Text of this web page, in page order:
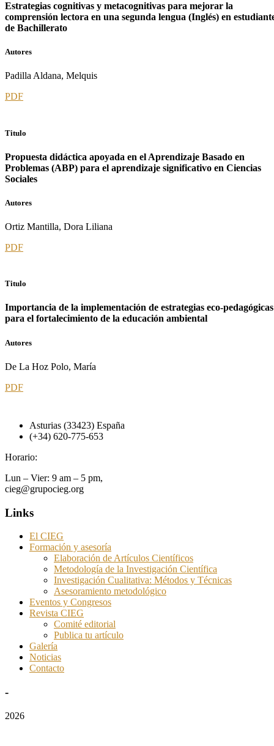
Estrategias cognitivas y metacognitivas para mejorar la
comprensión lectora en una segunda lengua (Inglés) en
de Bachillerato
Autores
Padilla Aldana, Melquis
PDF
Titulo
Propuesta didáctica apoyada en el Aprendizaje Basado en
Problemas (ABP) para el aprendizaje significativo en Ciencias
Sociales
Autores
Ortiz Mantilla, Dora Liliana
PDF
Titulo
Importancia de la implementación de estrategias eco-pedagógicas
para el fortalecimiento de la educación ambiental
Autores
De La Hoz Polo, María
PDF
Asturias (33423) España
(+34) 620-775-653
Horario:
Lun – Vier: 9 am – 5 pm,
cieg@grupocieg.org
Links
El CIEG
Formación y asesoría
Elaboración de Artículos Científicos
Metodología de la Investigación Científica
Investigación Cualitativa: Métodos y Técnicas
Asesoramiento metodológico
Eventos y Congresos
Revista CIEG
Comité editorial
Publica tu artículo
Galería
Noticias
Contacto
-
2026